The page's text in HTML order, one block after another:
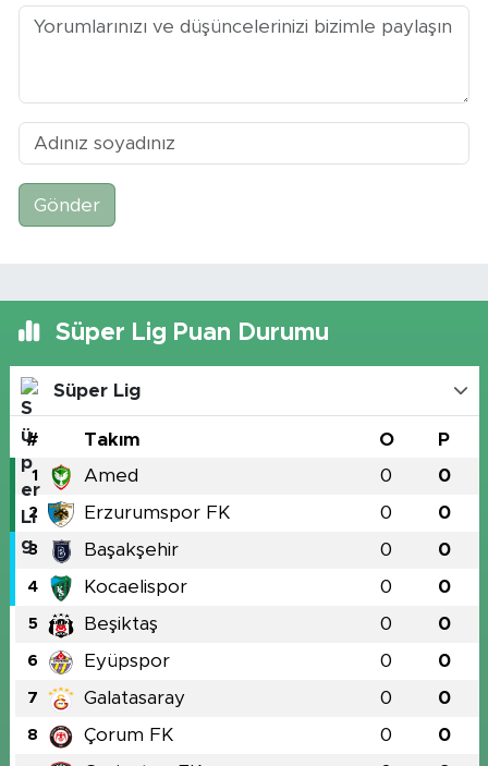
Gönder
Süper Lig Puan Durumu
Süper Lig
# Takım O P
1 Amed 0 0
2 Erzurumspor FK 0 0
3 Başakşehir 0 0
4 Kocaelispor 0 0
5 Beşiktaş 0 0
6 Eyüpspor 0 0
7 Galatasaray 0 0
8 Çorum FK 0 0